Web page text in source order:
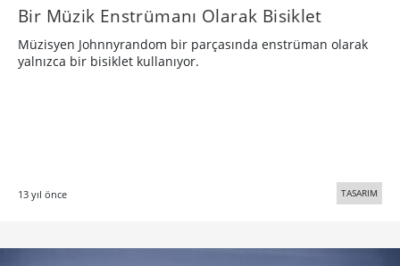
Bir Müzik Enstrümanı Olarak Bisiklet
Müzisyen Johnnyrandom bir parçasında enstrüman olarak
yalnızca bir bisiklet kullanıyor.
13 yıl önce TASARIM